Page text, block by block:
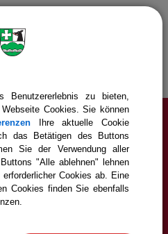
Benutzererlebnis zu bieten,
Cookies. Sie können
Ihre aktuelle Cookie
das Betätigen des Buttons
Sie der Verwendung aller
"Alle ablehnen" lehnen
Cookies ab. Eine
Cookies finden Sie ebenfalls